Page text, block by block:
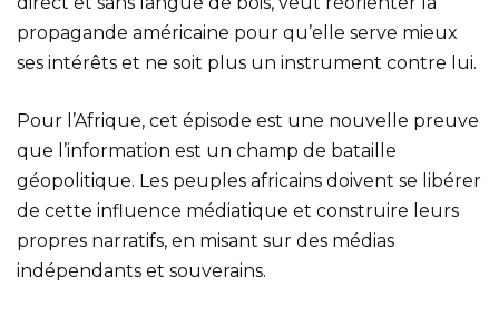
propagande américaine pour qu’elle serve mieux
ses intérêts et ne soit plus un instrument contre lui.
Pour l’Afrique, cet épisode est une nouvelle preuve
que l’information est un champ de bataille
géopolitique. Les peuples africains doivent se libérer
de cette influence médiatique et construire leurs
propres narratifs, en misant sur des médias
indépendants et souverains.